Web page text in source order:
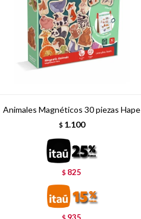
Animales Magnéticos 30 piezas Hape
$ 1.100
$ 825